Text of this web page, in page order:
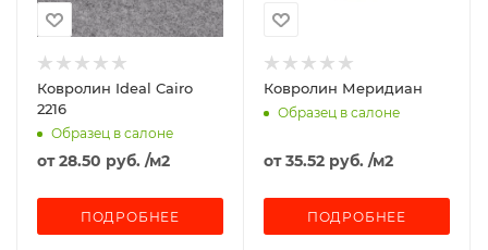
Ковролин Ideal Cairo
2216
Образец в салоне
от28.50 руб. /м2
ПОДРОБНЕЕ
Ковролин Меридиан
Образец в салоне
от35.52 руб. /м2
ПОДРОБНЕЕ